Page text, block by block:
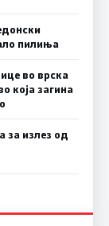
пилиња
во врска
која загина
за излез од